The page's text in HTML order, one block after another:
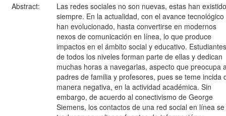
Abstract:
Las redes sociales no son nuevas, estas han existido
siempre. En la actualidad, con el avance tecnológico
han evolucionado, hasta convertirse en modernos
nexos de comunicación en línea, lo que produce
impactos en el ámbito social y educativo. Estudiantes
de todos los niveles forman parte de ellas y dedican
muchas horas a navegarlas, aspecto que preocupa
padres de familia y profesores, pues se teme incida
manera negativa, en la actividad académica. Sin
embargo, de acuerdo al conectivismo de George
Siemens, los contactos de una red social en línea se